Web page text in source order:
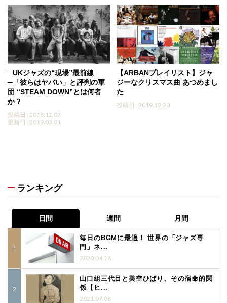
─UKジャズの“現場”最前線
─「彼らはヤバい」と評判の軍
団 “STEAM DOWN”とは何者
か？
投稿日 : 2018.12.07
更新日 : 2019.03.01
【ARBANプレイリスト】ジャ
ジーなクリスマス曲 あつめまし
た
投稿日 : 2019.12.20
ランキング
日間 週間 月間
毎日のBGMに最適！ 世界の「ジャズ専
門」ネ...
2020.04.18
山口組三代目と美空ひばり、その宿命的関
係【ヒ...
2021.07.06